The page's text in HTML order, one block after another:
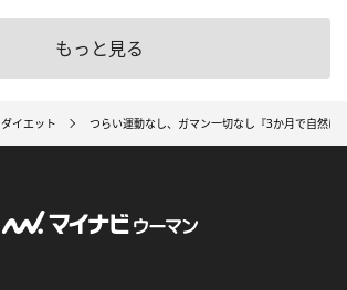
もっと見る
ダイエット つらい運動なし、ガマン一切なし『3か月で自然に